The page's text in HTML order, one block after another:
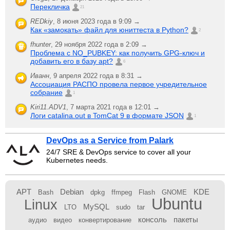
Перекличка 21
REDkiy, 8 июня 2023 года в 9:09 →
Как «замокать» файл для юниттеста в Python? 2
fhunter, 29 ноября 2022 года в 2:09 →
Проблема с NO_PUBKEY: как получить GPG-ключ и
добавить его в базу apt?
6
Иванн, 9 апреля 2022 года в 8:31 →
Ассоциация РАСПО провела первое учредительное
собрание
1
Kiri11.ADV1, 7 марта 2021 года в 12:01 →
Логи catalina.out в TomCat 9 в формате JSON 1
DevOps as a Service from Palark
24/7 SRE & DevOps service to cover all your
Kubernetes needs.
APT Bash Debian dpkg ffmpeg Flash GNOME KDE
Linux LTO MySQL sudo tar Ubuntu
аудио видео конвертирование консоль пакеты